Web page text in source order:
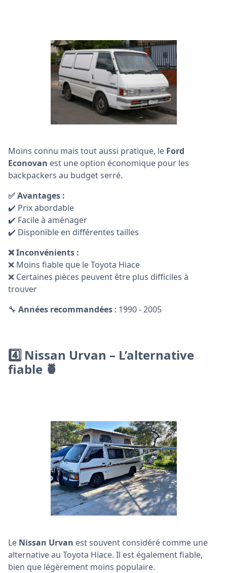
Moins connu mais tout aussi pratique, le Ford
Econovan est une option économique pour les
backpackers au budget serré.
✅ Avantages :
✔️ Prix abordable
✔️ Facile à aménager
✔️ Disponible en différentes tailles
❌ Inconvénients :
❌ Moins fiable que le Toyota Hiace
❌ Certaines pièces peuvent être plus difficiles à
trouver
🔧 Années recommandées : 1990 - 2005
4️⃣ Nissan Urvan – L’alternative
fiable 🍍
Le Nissan Urvan est souvent considéré comme une
alternative au Toyota Hiace. Il est également fiable,
bien que légèrement moins populaire.